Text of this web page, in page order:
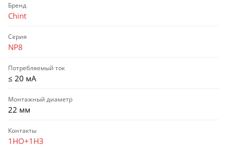
Бренд
Chint
Серия
NP8
Потребляемый ток
≤ 20 мА
Монтажный диаметр
22 мм
Контакты
1НО+1НЗ